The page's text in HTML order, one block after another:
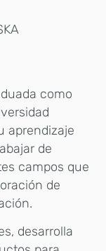
como
aprendizaje
de
campos que
de
desarrolla